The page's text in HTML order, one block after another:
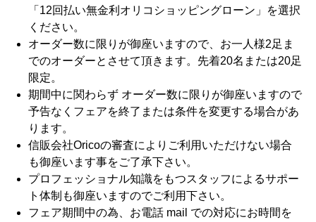
「12回払い無金利オリコショッピングローン」を選択
ください。
オーダー数に限りが御座いますので、お一人様2足ま
でのオーダーとさせて頂きます。先着20名または20足
限定。
期間中に関わらず オーダー数に限りが御座いますので
予告なくフェアを終了または条件を変更する場合があ
ります。
信販会社Oricoの審査によりご利用いただけない場合
も御座います事をご了承下さい。
プロフェッショナル知識をもつスタッフによるサポー
ト体制も御座いますのでご利用下さい。
フェア期間中の為、お電話 mail での対応にお時間を